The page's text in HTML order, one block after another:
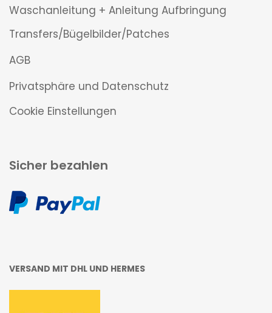
Waschanleitung + Anleitung Aufbringung
Transfers/Bügelbilder/Patches
AGB
Privatsphäre und Datenschutz
Cookie Einstellungen
Sicher bezahlen
VERSAND MIT DHL UND HERMES